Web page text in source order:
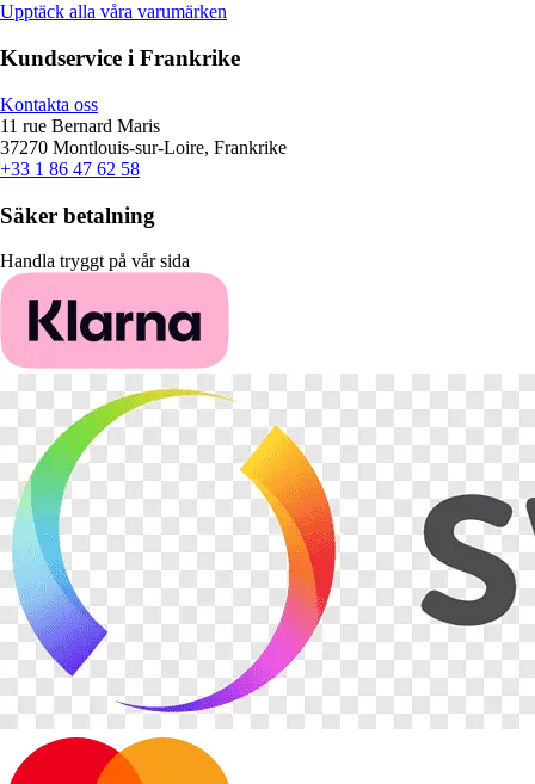
Upptäck alla våra varumärken
Kundservice i Frankrike
Kontakta oss
11 rue Bernard Maris
37270 Montlouis-sur-Loire, Frankrike
+33 1 86 47 62 58
Säker betalning
Handla tryggt på vår sida